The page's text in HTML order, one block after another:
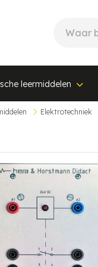
leermiddelen
Elektrotechniek